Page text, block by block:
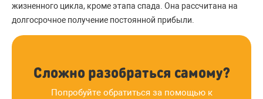
жизненного цикла, кроме этапа спада. Она рассчитана на
долгосрочное получение постоянной прибыли.
Сложно разобраться самому?
Попробуйте обратиться за помощью к